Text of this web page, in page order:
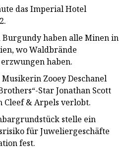
das Imperial Hotel
Burgundy haben alle Minen in
wo Waldbrände
haben.
Zooey Deschanel
Star Jonathan Scott
Cleef & Arpels verlobt.
stelle ein
für Juweliergeschäfte
fest.